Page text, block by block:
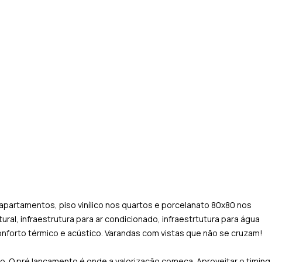
piso vinílico nos quartos e porcelanato 80x80 nos
infraestrutura para ar condicionado, infraestrtutura para água
térmico e acústico. Varandas com vistas que não se cruzam!